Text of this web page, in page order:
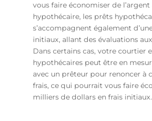
vous faire économiser de
hypothécaire, les prêts
s’accompagnent également
initiaux, allant des évaluations
Dans certains cas, votre courtier
hypothécaires peut être en
avec un prêteur pour renoncer à
frais, ce qui pourrait vous faire
milliers de dollars en frais initiaux.